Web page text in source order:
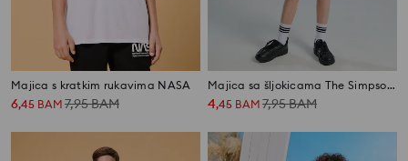
Majica s kratkim rukavima NASA
6,45 BAM 7,95BAM
Majica sa šljokicama The Simpsons
4,45 BAM 7,95BAM